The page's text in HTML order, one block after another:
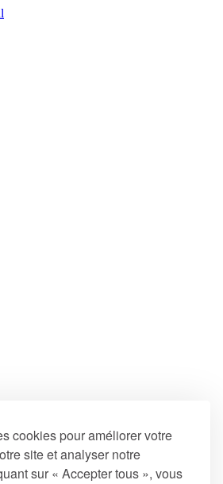
cookies pour améliorer votre
site et analyser notre
sur « Accepter tous », vous